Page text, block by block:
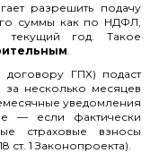
разрешить подачу
суммы как по НДФЛ,
год. Такое
.
договору ГПХ) подаст
за несколько месяцев
уведомления
— если фактически
страховые взносы
ст. 1 Законопроекта).